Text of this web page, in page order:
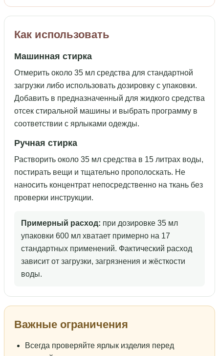
Как использовать
Машинная стирка
Отмерить около 35 мл средства для стандартной
загрузки либо использовать дозировку с упаковки.
Добавить в предназначенный для жидкого средства
отсек стиральной машины и выбрать программу в
соответствии с ярлыками одежды.
Ручная стирка
Растворить около 35 мл средства в 15 литрах воды,
постирать вещи и тщательно прополоскать. Не
наносить концентрат непосредственно на ткань без
проверки инструкции.
Примерный расход: при дозировке 35 мл
упаковки 600 мл хватает примерно на 17
стандартных применений. Фактический расход
зависит от загрузки, загрязнения и жёсткости
воды.
Важные ограничения
Всегда проверяйте ярлык изделия перед